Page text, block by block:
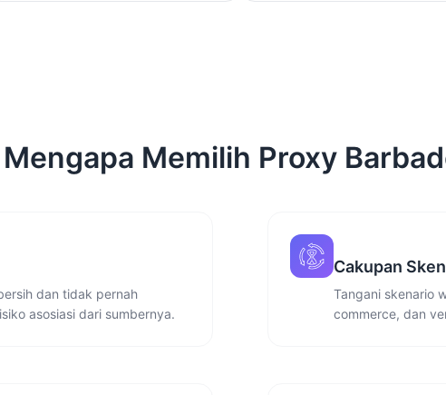
Mengapa Memilih Proxy
dan tidak pernah
asosiasi dari sumbernya.
Cakupan
Tangani skenario
commerce, dan